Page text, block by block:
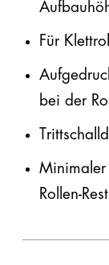
Für
bei der
Minimaler
Rollen-
ALLE